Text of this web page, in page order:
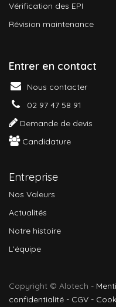
Vérification des EPI
Révision maintenance
Entrer en contact
Nous contacter
02 97 47 58 91
Demande de devis
Candidature
Entreprise
Nos Valeurs
Actualités
Notre histoire
L'équipe
Copyright © Alotech -
confidentialité - CGV -